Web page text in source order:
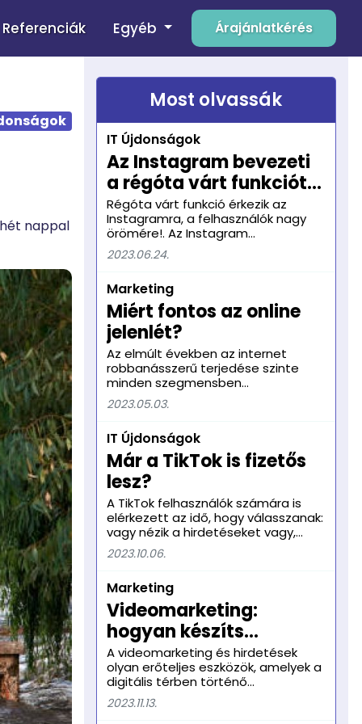
Referenciák Egyéb Árajánlatkérés
nappal
Most olvassák
IT Újdonságok
Az Instagram bevezeti
a régóta várt funkciót:
letölthetővé válnak a
Reels-videók
Régóta várt funkció érkezik az
Instagramra, a felhasználók nagy
örömére!. Az Instagram
bejelentette, hogy mostantól
lehetőség van letölteni és
Reels-videókat az alkalmazáson
kívül is. Ez a hír izgalmas
lehetőségeket nyit meg a
felhasználók számára, akik így
könnyedén megoszthatják kedvenc
videóikat más platformokon is. A
vállalat vezetője kedden erősítette
meg a hírt, és elmondta, hogy az új
funkció már elérhető az amerikai
2023.06.24.
Marketing
Miért fontos az online
jelenlét?
Az elmúlt években az internet
robbanásszerű terjedése szinte
minden szegmensben
megváltoztatta az életünket. Az
online jelenlét ma már nem csak a
számára is elengedhetetlen. Ebben
a cikkben összefoglaljuk, hogy miért
olyan fontos az online jelenlét.
2023.05.03.
IT Újdonságok
Már a TikTok is fizetős
lesz?
A TikTok felhasználók számára is
elérkezett az idő, hogy válasszanak:
vagy nézik a hirdetéseket vagy,
hogy elkerüljék azokat, inkább
fizetnek!
2023.10.06.
Marketing
Videomarketing:
hogyan készíts
figyelemfelkeltő
videókat
A videomarketing és hirdetések
olyan erőteljes eszközök, amelyek a
digitális térben történő
érvényesülés kulcsát jelentik. Az
emberi elme egyedülálló módon
2023.11.13.